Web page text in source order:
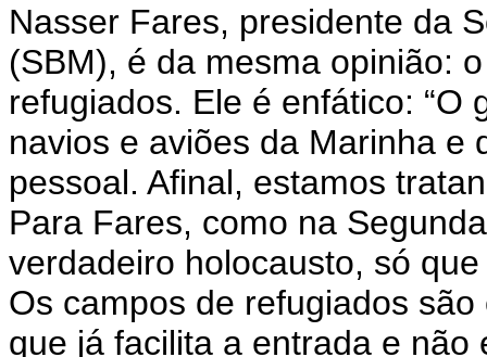
Nasser Fares, presidente da
(SBM), é da mesma opinião:
refugiados. Ele é enfático:
navios e aviões da Marinha e
pessoal. Afinal, estamos
Para Fares, como na
verdadeiro holocausto, só
Os campos de refugiados
que já facilita a entrada e